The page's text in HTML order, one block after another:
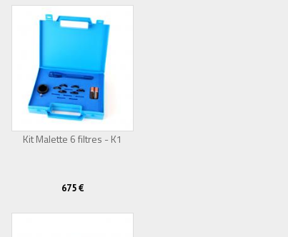
Kit Malette 6 filtres - K1
675 €